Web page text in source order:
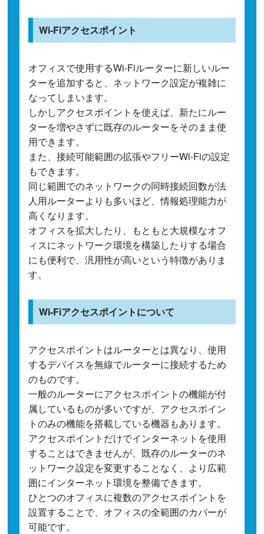
Wi-Fiアクセスポイント
オフィスで使用するWi-Fiルーターに新しいルー
ターを追加すると、ネットワーク設定が複雑に
なってしまいます。
しかしアクセスポイントを使えば、新たにルー
ターを増やさずに既存のルーターをそのまま使
用できます。
また、接続可能範囲の拡張やフリーWi-Fiの設定
もできます。
同じ範囲でのネットワークの同時接続回数が法
人用ルーターよりも多いほど、情報処理能力が
高くなります。
オフィスを拡大したり、もともと大規模なオフ
ィスにネットワーク環境を構築したりする場合
にも便利で、汎用性が高いという特徴がありま
す。
Wi-Fiアクセスポイントについて
アクセスポイントはルーターとは異なり、使用
するデバイスを無線でルーターに接続するため
のものです。
一般のルーターにアクセスポイントの機能が付
属しているものが多いですが、アクセスポイン
トのみの機能を搭載している機器もあります。
アクセスポイントだけでインターネットを使用
することはできませんが、既存のルーターのネ
ットワーク設定を変更することなく、より広範
囲にインターネット環境を整備できます。
ひとつのオフィスに複数のアクセスポイントを
設置することで、オフィスの全範囲のカバーが
可能です。